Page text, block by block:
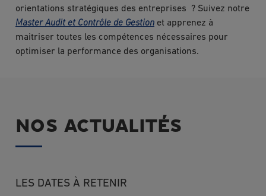
orientations stratégiques des entreprises ? Suivez notre
Master Audit et Contrôle de Gestion et apprenez à
maitriser toutes les compétences nécessaires pour
optimiser la performance des organisations.
NOS ACTUALITÉS
LES DATES À RETENIR